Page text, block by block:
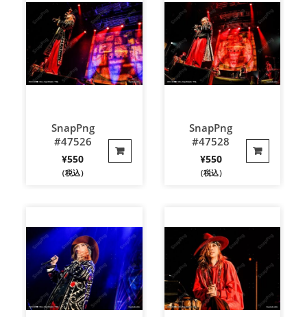
SnapPng
#47526
¥550
（税込）
SnapPng
#47528
¥550
（税込）